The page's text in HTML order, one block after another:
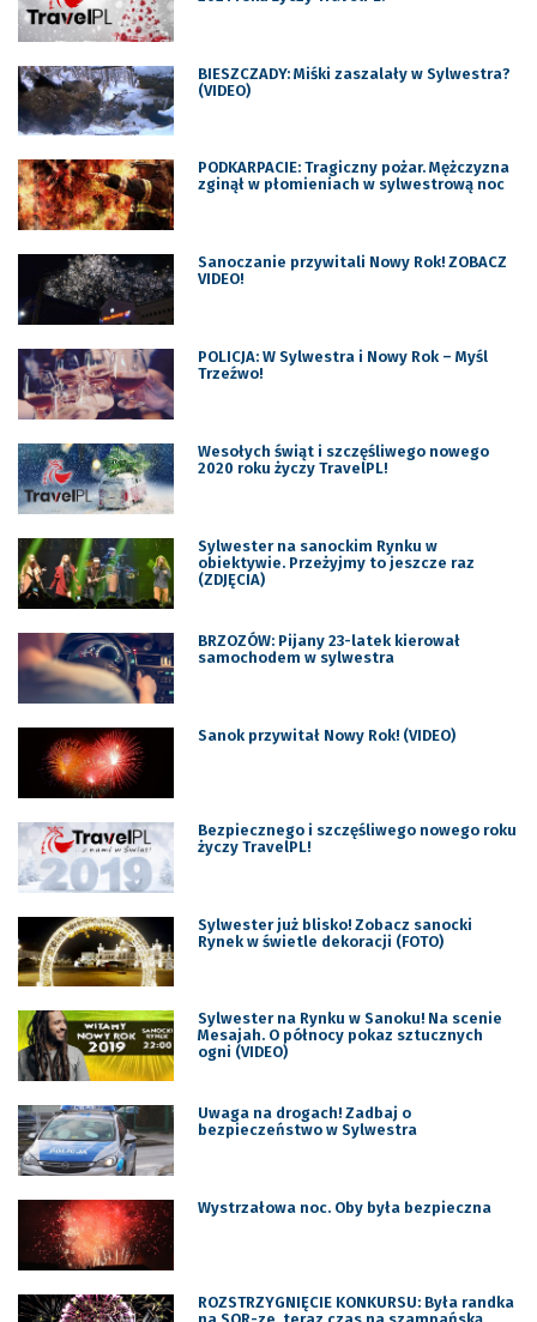
BIESZCZADY: Miśki zaszalały w Sylwestra?
(VIDEO)
PODKARPACIE: Tragiczny pożar. Mężczyzna
zginął w płomieniach w sylwestrową noc
Sanoczanie przywitali Nowy Rok! ZOBACZ
VIDEO!
POLICJA: W Sylwestra i Nowy Rok – Myśl
Trzeźwo!
Wesołych świąt i szczęśliwego nowego
2020 roku życzy TravelPL!
Sylwester na sanockim Rynku w
obiektywie. Przeżyjmy to jeszcze raz
(ZDJĘCIA)
BRZOZÓW: Pijany 23-latek kierował
samochodem w sylwestra
Sanok przywitał Nowy Rok! (VIDEO)
Bezpiecznego i szczęśliwego nowego roku
życzy TravelPL!
Sylwester już blisko! Zobacz sanocki
Rynek w świetle dekoracji (FOTO)
Sylwester na Rynku w Sanoku! Na scenie
Mesajah. O północy pokaz sztucznych
ogni (VIDEO)
Uwaga na drogach! Zadbaj o
bezpieczeństwo w Sylwestra
Wystrzałowa noc. Oby była bezpieczna
ROZSTRZYGNIĘCIE KONKURSU: Była randka